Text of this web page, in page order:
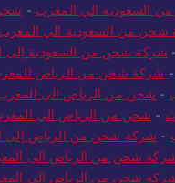
السعودية الي المغرب -
شحن من السعودية الي المغرب
- شركة شحن من السعودية إلى
- شركة شحن من الرياض
- شحن من الرياض الى
- شحن من الرياض الي
- شركة شحن من الرياض إلى
شحن من الرياض الى
شحن من الرياض الي